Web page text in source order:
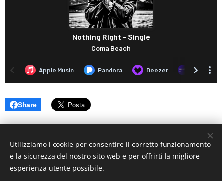
Share
© 2019 www.artistionline.tv
Utilizziamo i cookie per consentire il corretto funzionamento
e la sicurezza del nostro sito web e per offrirti la migliore
esperienza utente possibile.